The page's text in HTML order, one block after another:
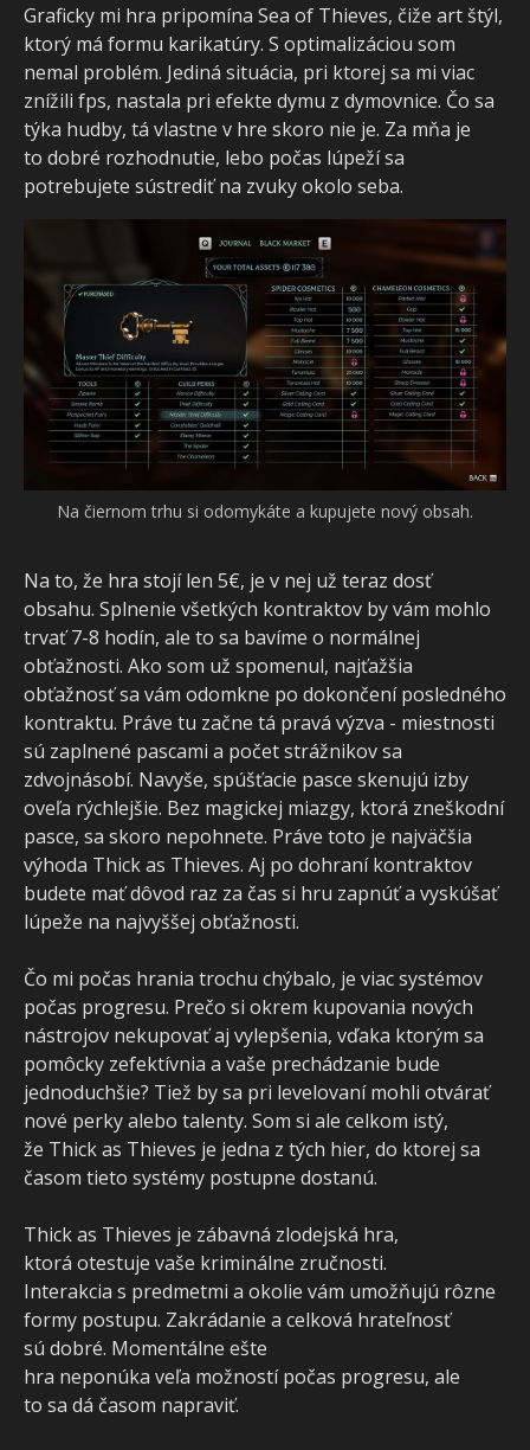
Graficky mi hra pripomína Sea of Thieves, čiže art štýl,
ktorý má formu karikatúry. S optimalizáciou som
nemal problém. Jediná situácia, pri ktorej sa mi viac
znížili fps, nastala pri efekte dymu z dymovnice. Čo sa
týka hudby, tá vlastne v hre skoro nie je. Za mňa je
to dobré rozhodnutie, lebo počas lúpeží sa
potrebujete sústrediť na zvuky okolo seba.
Na čiernom trhu si odomykáte a kupujete nový obsah.
Na to, že hra stojí len 5€, je v nej už teraz dosť
obsahu. Splnenie všetkých kontraktov by vám mohlo
trvať 7-8 hodín, ale to sa bavíme o normálnej
obťažnosti. Ako som už spomenul, najťažšia
obťažnosť sa vám odomkne po dokončení posledného
kontraktu. Práve tu začne tá pravá výzva - miestnosti
sú zaplnené pascami a počet strážnikov sa
zdvojnásobí. Navyše, spúšťacie pasce skenujú izby
oveľa rýchlejšie. Bez magickej miazgy, ktorá zneškodní
pasce, sa skoro nepohnete. Práve toto je najväčšia
výhoda Thick as Thieves. Aj po dohraní kontraktov
budete mať dôvod raz za čas si hru zapnúť a vyskúšať
lúpeže na najvyššej obťažnosti.
Čo mi počas hrania trochu chýbalo, je viac systémov
počas progresu. Prečo si okrem kupovania nových
nástrojov nekupovať aj vylepšenia, vďaka ktorým sa
pomôcky zefektívnia a vaše prechádzanie bude
jednoduchšie? Tiež by sa pri levelovaní mohli otvárať
nové perky alebo talenty. Som si ale celkom istý,
že Thick as Thieves je jedna z tých hier, do ktorej sa
časom tieto systémy postupne dostanú.
Thick as Thieves je zábavná zlodejská hra,
ktorá otestuje vaše kriminálne zručnosti.
Interakcia s predmetmi a okolie vám umožňujú rôzne
formy postupu. Zakrádanie a celková hrateľnosť
sú dobré. Momentálne ešte
hra neponúka veľa možností počas progresu, ale
to sa dá časom napraviť.